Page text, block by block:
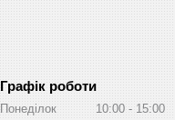
Графік роботи
Понеділок 10:00
15:00